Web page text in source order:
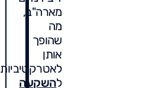
מארה"ב,
מה
שהופך
אותן
לאטרקטיביות
להשקעה